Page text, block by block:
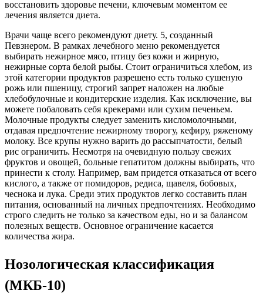
восстановить здоровье печени, ключевым моментом ее
лечения является диета.
Врачи чаще всего рекомендуют диету. 5, созданный
Певзнером. В рамках лечебного меню рекомендуется
выбирать нежирное мясо, птицу без кожи и жирную,
нежирные сорта белой рыбы. Стоит ограничиться хлебом, из
этой категории продуктов разрешено есть только сушеную
рожь или пшеницу, строгий запрет наложен на любые
хлебобулочные и кондитерские изделия. Как исключение, вы
можете побаловать себя крекерами или сухим печеньем.
Молочные продукты следует заменить кисломолочными,
отдавая предпочтение нежирному творогу, кефиру, ряженому
молоку. Все крупы нужно варить до рассыпчатости, белый
рис ограничить. Несмотря на очевидную пользу свежих
фруктов и овощей, больные гепатитом должны выбирать, что
принести к столу. Например, вам придется отказаться от всего
кислого, а также от помидоров, редиса, щавеля, бобовых,
чеснока и лука. Среди этих продуктов легко составить план
питания, основанный на личных предпочтениях. Необходимо
строго следить не только за качеством еды, но и за балансом
полезных веществ. Основное ограничение касается
количества жира.
Нозологическая классификация
(МКБ-10)